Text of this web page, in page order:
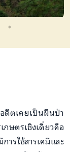
ตเคยเป็นผืนป่า
ษตรเชิงเดี่ยวคือ
ารใช้สารเคมีและ